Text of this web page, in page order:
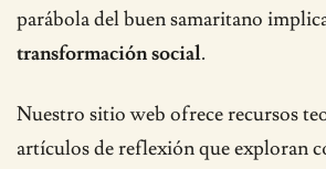
parábola del buen samaritano
transformación social.
Nuestro sitio web ofrece recursos
artículos de reflexión que exploran